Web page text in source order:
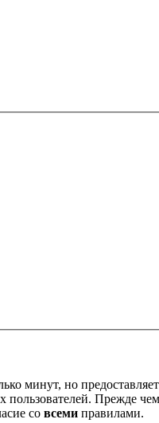
минут, но
Прежде
со всеми правилами.